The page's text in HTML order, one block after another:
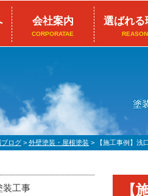
会社案内
CORPORATAE
選ばれる
REASON
塗
ブログ > 外壁塗装・屋根塗装 > 【施工事例】
【
装工事